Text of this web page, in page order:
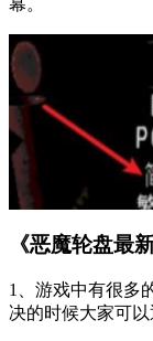
幕。
《恶魔轮盘最
1、游戏中有很多
决的时候大家可以